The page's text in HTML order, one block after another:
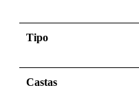
Tipo
Castas